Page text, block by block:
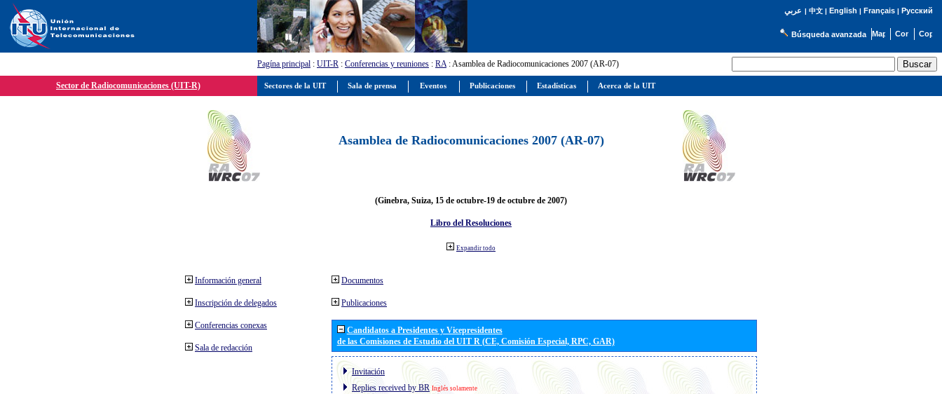
عربي | 中文| English | Français| Русский
Búsqueda avanzada
Pagína principal : UIT-R : Conferencias y reuniones : RA: Asamblea de Radiocomunicaciones 2007 (AR-07)
Sector de Radiocomunicaciones (UIT-R)
Asamblea de Radiocomunicaciones 2007 (AR-07)
(Ginebra, Suiza, 15 de octubre-19 de octubre de 2007)
Libro del Resoluciones
Expandir todo
Información general
Inscripción de delegados
Conferencias conexas
Sala de redacción
Documentos
Publicaciones
Candidatos a Presidentes y Vicepresidentes
de las Comisiones de Estudio del UIT R (CE, Comisión Especial, RPC, GAR)
Invitación
Replies received by BR Inglés solamente
Sectores de la UIT Sala de prensa Eventos Publicaciones Estadísticas Acerca de la UIT